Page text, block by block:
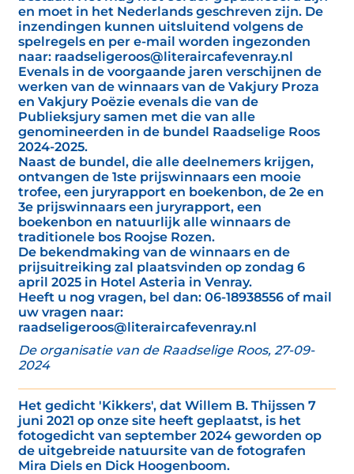
en moet in het Nederlands geschreven zijn. De
inzendingen kunnen uitsluitend volgens de
spelregels en per e-mail worden ingezonden
naar: raadseligeroos@literaircafevenray.nl
Evenals in de voorgaande jaren verschijnen de
werken van de winnaars van de Vakjury Proza
en Vakjury Poëzie evenals die van de
Publieksjury samen met die van alle
genomineerden in de bundel Raadselige Roos
2024-2025.
Naast de bundel, die alle deelnemers krijgen,
ontvangen de 1ste prijswinnaars een mooie
trofee, een juryrapport en boekenbon, de 2e en
3e prijswinnaars een juryrapport, een
boekenbon en natuurlijk alle winnaars de
traditionele bos Roojse Rozen.
De bekendmaking van de winnaars en de
prijsuitreiking zal plaatsvinden op zondag 6
april 2025 in Hotel Asteria in Venray.
Heeft u nog vragen, bel dan: 06-18938556 of mail
uw vragen naar:
raadseligeroos@literaircafevenray.nl
De organisatie van de Raadselige Roos, 27-09-
2024
Het gedicht 'Kikkers', dat Willem B. Thijssen 7
juni 2021 op onze site heeft geplaatst, is het
fotogedicht van september 2024 geworden op
de uitgebreide natuursite van de fotografen
Mira Diels en Dick Hoogenboom.